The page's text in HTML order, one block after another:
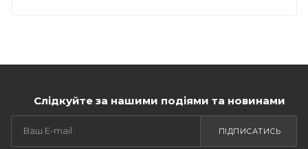
Слідкуйте за нашими подіями та новинами
ПІДПИСАТИСЬ